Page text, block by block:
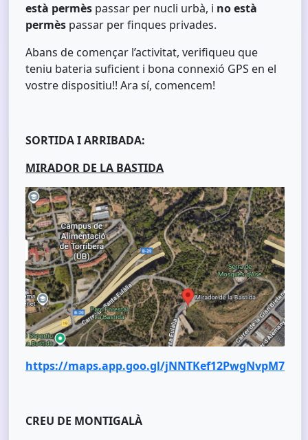
està permès passar per nucli urbà, i no està
permès passar per finques privades.
Abans de començar l’activitat, verifiqueu que
teniu bateria suficient i bona connexió GPS en el
vostre dispositiu!! Ara sí, comencem!
SORTIDA I ARRIBADA:
MIRADOR DE LA BASTIDA
https://maps.app.goo.gl/jNNTKef12PwgNvpM7
CREU DE MONTIGALÀ